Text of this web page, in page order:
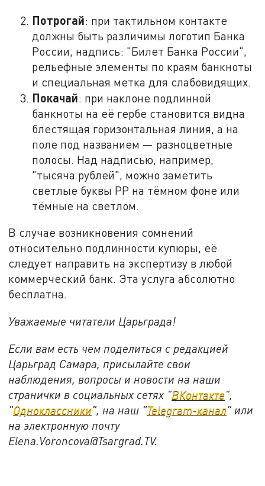
Потрогай: при тактильном контакте
должны быть различимы логотип Банка
России, надпись: "Билет Банка России",
рельефные элементы по краям банкноты
и специальная метка для слабовидящих.
Покачай: при наклоне подлинной
банкноты на её гербе становится видна
блестящая горизонтальная линия, а на
поле под названием — разноцветные
полосы. Над надписью, например,
"тысяча рублей", можно заметить
светлые буквы РР на тёмном фоне или
тёмные на светлом.
В случае возникновения сомнений
относительно подлинности купюры, её
следует направить на экспертизу в любой
коммерческий банк. Эта услуга абсолютно
бесплатна.
Уважаемые читатели Царьграда!
Если вам есть чем поделиться с редакцией
Царьград Самара, присылайте свои
наблюдения, вопросы и новости на наши
странички в социальных сетях "ВКонтакте",
"Одноклассники", на наш "Telegram-канал" или
на электронную почту
Elena.Voroncova@Tsargrad.TV.